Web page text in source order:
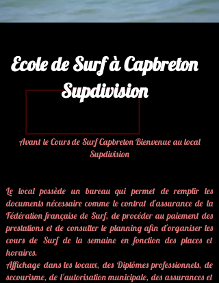
Ecole de Surf à Capbreton
Supdivision
Avant le Cours de Surf Capbreton Bienvenue au local
Supdivision
Le local possède un bureau qui permet de remplir les
documents nécessaire comme le contrat d'assurance de la
Fédération française de Surf, de procéder au paiement des
prestations et de consulter le planning afin d'organiser les
cours de Surf de la semaine en fonction des places et
horaires.
Affichage dans les locaux, des Diplômes professionnels, de
secourisme, de l'autorisation municipale, des assurances et